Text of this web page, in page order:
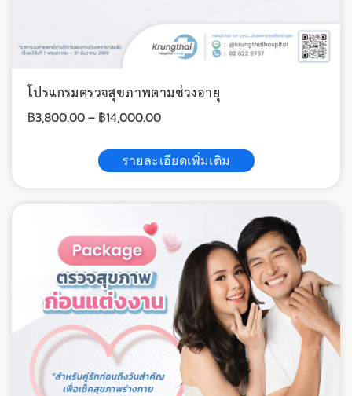
โปรแกรมตรวจสุขภาพตามช่วงอายุ
฿3,800.00– ฿14,000.00
รายละเอียดเพิ่มเติม